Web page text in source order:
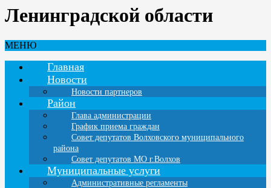
Ленинградской области
МЕНЮ
Главная
Новости
Новости партнеров
Район
Глава администрации
График приема граждан
Совет депутатов Волховского муниципального
района
Совет депутатов МО г.Волхов
Муниципальные услуги
Административные регламенты